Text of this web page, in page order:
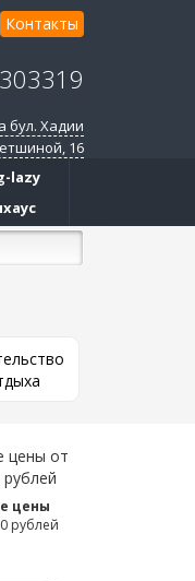
Контакты
бул. Хадии
16
цены
рублей